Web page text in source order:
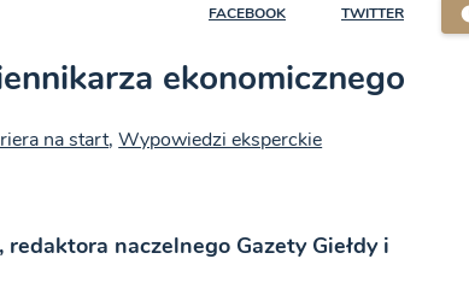
FACEBOOK TWITTER
ekonomicznego
na start,Wypowiedzi eksperckie
naczelnego Gazety Giełdy i